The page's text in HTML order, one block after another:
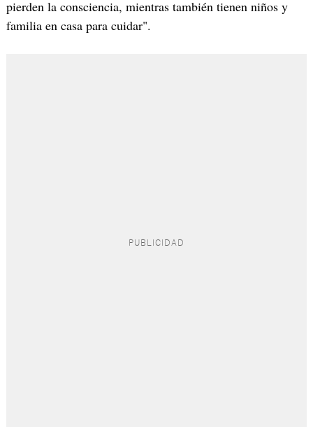
pierden la consciencia, mientras también tienen niños y
familia en casa para cuidar".